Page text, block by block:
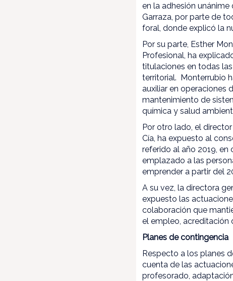
en la adhesión
Garraza, por parte de
foral, donde explicó la
Por su parte, Esther
Profesional, ha
titulaciones en todas
territorial. Monterrubio
auxiliar en operaciones
mantenimiento de
química y salud
Por otro lado, el
Cía, ha expuesto al
referido al año 2019,
emplazado a las
emprender a partir del
A su vez, la directora
expuesto las
colaboración que
el empleo, acreditación
Planes de contingencia
Respecto a los planes
cuenta de las
profesorado,